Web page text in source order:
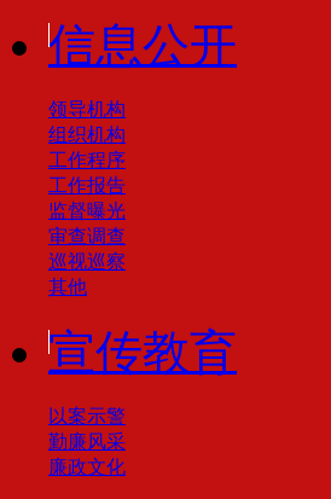
信息公开
领导机构
组织机构
工作程序
工作报告
监督曝光
审查调查
巡视巡察
其他
宣传教育
以案示警
勤廉风采
廉政文化